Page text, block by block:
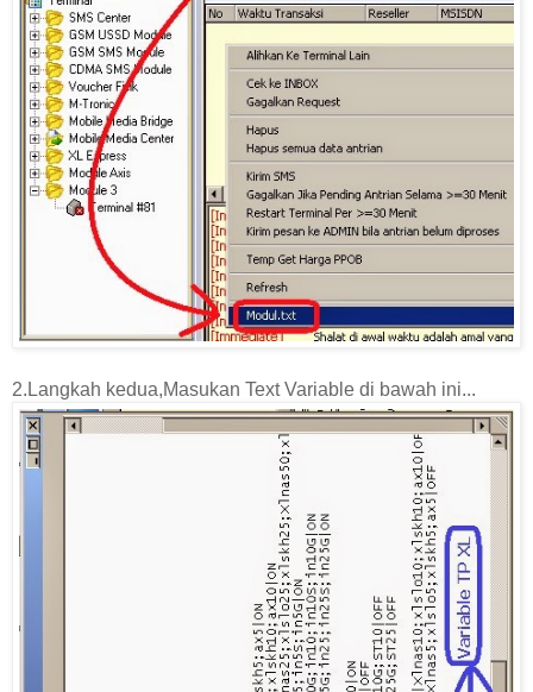
2.Langkah kedua,Masukan Text Variable di bawah ini...